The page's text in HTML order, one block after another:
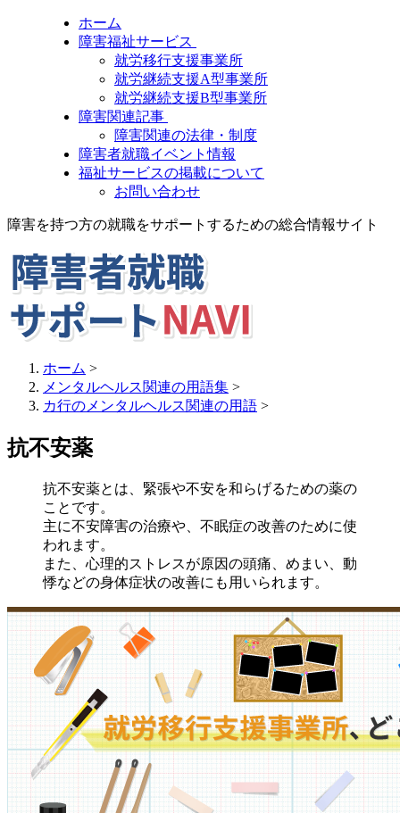
ホーム
障害福祉サービス
就労移行支援事業所
就労継続支援A型事業所
就労継続支援B型事業所
障害関連記事
障害関連の法律・制度
障害者就職イベント情報
福祉サービスの掲載について
お問い合わせ
障害を持つ方の就職をサポートするための総合情報サイト
ホーム >
メンタルヘルス関連の用語集 >
カ行のメンタルヘルス関連の用語 >
抗不安薬
抗不安薬とは、緊張や不安を和らげるための薬の
ことです。
主に不安障害の治療や、不眠症の改善のために使
われます。
また、心理的ストレスが原因の頭痛、めまい、動
悸などの身体症状の改善にも用いられます。